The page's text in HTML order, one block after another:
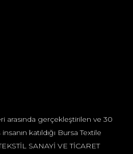
arasında gerçekleştirilen ve 30
katıldığı Bursa Textile
SANAYİ VE TİCARET